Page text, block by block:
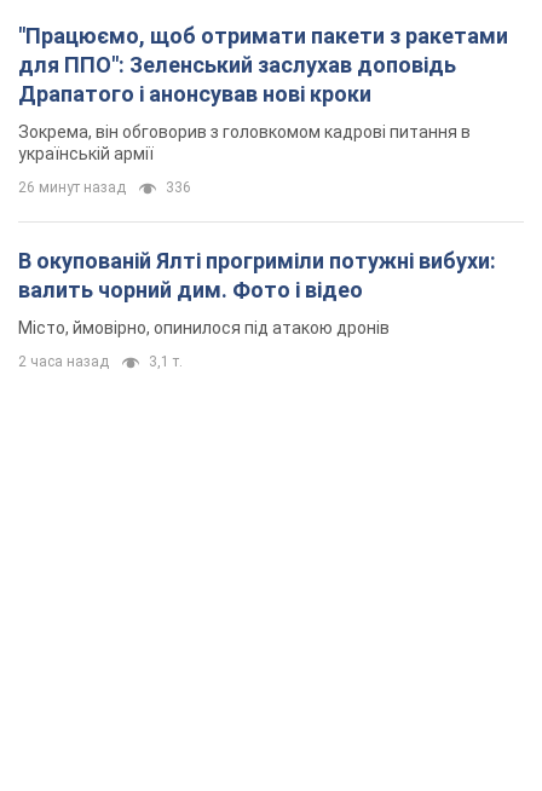
"Працюємо, щоб отримати пакети з ракетами
для ППО": Зеленський заслухав доповідь
Драпатого і анонсував нові кроки
Зокрема, він обговорив з головкомом кадрові питання в
українській армії
26 минут назад 336
В окупованій Ялті прогриміли потужні вибухи:
валить чорний дим. Фото і відео
Місто, ймовірно, опинилося під атакою дронів
2 часа назад 3,1 т.